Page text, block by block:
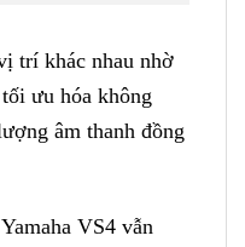
trí khác nhau nhờ
ưu hóa không
âm thanh đồng
VS4 vẫn